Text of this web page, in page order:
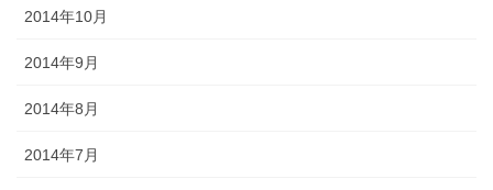
2014年10月
2014年9月
2014年8月
2014年7月